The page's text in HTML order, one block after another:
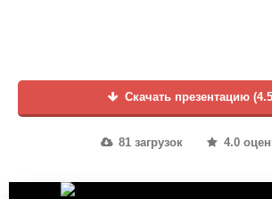
Скачать презентацию
81 загрузок 4.0